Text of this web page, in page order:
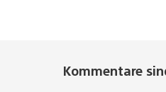
Kommentare